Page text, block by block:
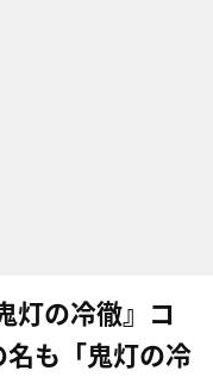
灯の冷徹』コ
名も「鬼灯の冷